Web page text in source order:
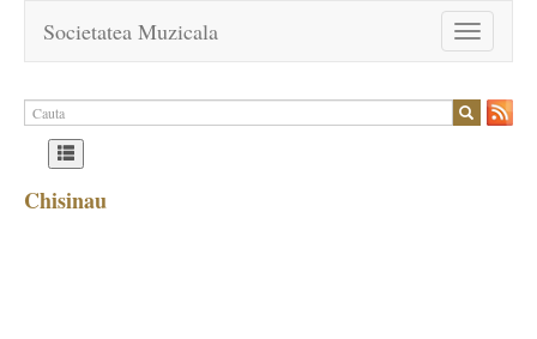
Toggle
navigation
Societatea Muzicala
Chisinau